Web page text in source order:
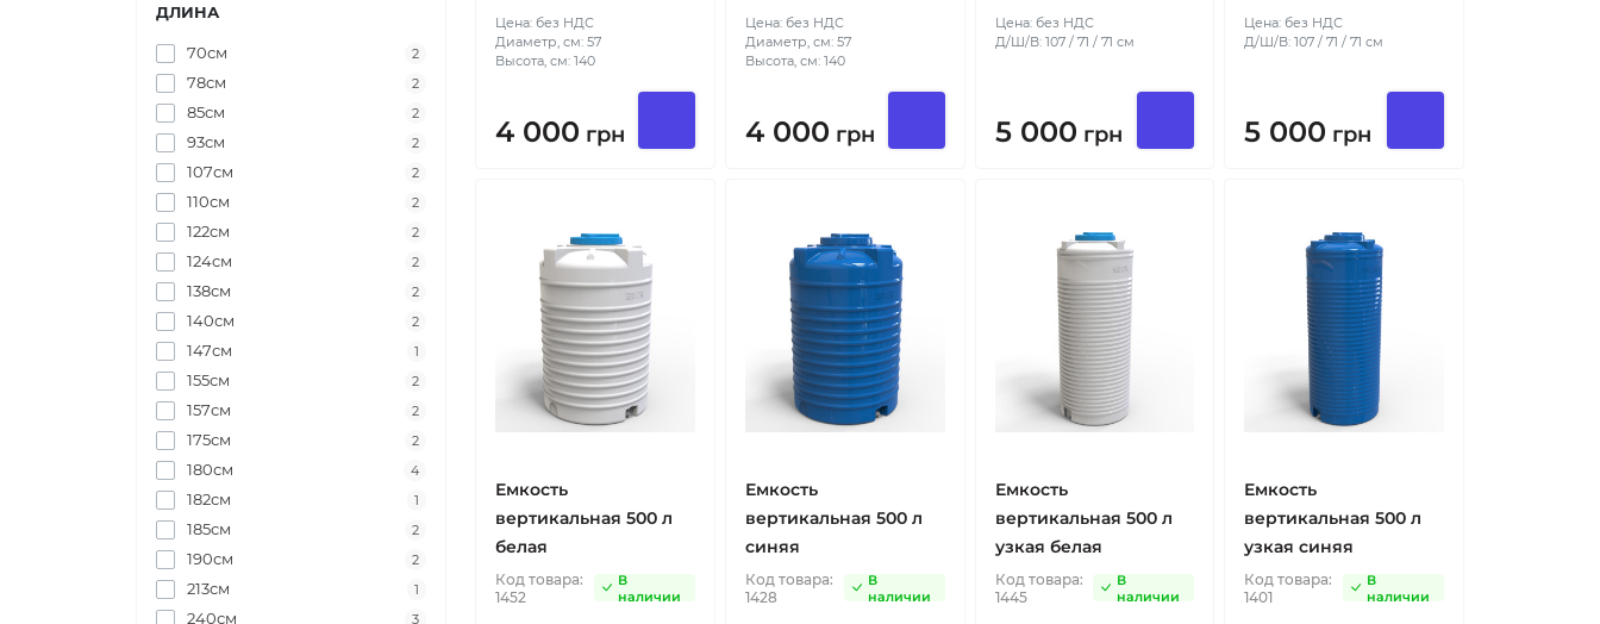
ДЛИНА
70см 2
78см 2
85см 2
93см 2
107см 2
110см 2
122см 2
124см 2
138см 2
140см 2
147см 1
155см 2
157см 2
175см 2
180см 4
182см 1
185см 2
190см 2
213см 1
240см 3
Цена: без НДС
Диаметр, см: 57
Высота, см: 140
4 000 грн
Цена: без НДС
Диаметр, см: 57
Высота, см: 140
4 000 грн
Цена: без НДС
Д/Ш/В: 107 / 71 / 71 см
5 000 грн
Цена: без НДС
Д/Ш/В: 107 / 71 / 71 см
5 000 грн
Емкость
вертикальная 500 л
белая
Код товара:
1452
В
наличии
Емкость
вертикальная 500 л
синяя
Код товара:
1428
В
наличии
Емкость
вертикальная 500 л
узкая белая
Код товара:
1445
В
наличии
Емкость
вертикальная 500 л
узкая синяя
Код товара:
1401
В
наличии